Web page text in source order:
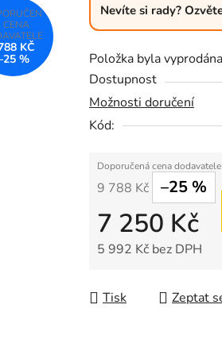
Nevíte si rady?
Položka byla
Dostupnost
Možnosti doručení
Kód:
9 788 Kč –25 %
7 250 Kč
5 992 Kč bez DPH
Tisk Zeptat
KČ
%